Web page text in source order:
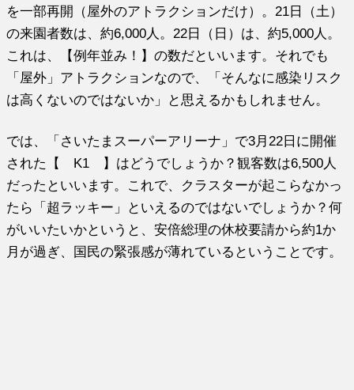
を一部再開（屋外のアトラクションだけ）。21日（土）
の来園者数は、約6,000人。22日（日）は、約5,000人。
これは、【例年並み！】の数だといいます。それでも
「屋外」アトラクションなので、「そんなに感染リスク
は高くないのではないか」と思えるかもしれません。
では、「さいたまスーパーアリーナ」で3月22日に開催
された【 K1 】はどうでしょうか？観客数は6,500人
だったといいます。これで、クラスターが起こらなかっ
たら「超ラッキー」といえるのではないでしょうか？何
がいいたいかというと、安倍総理の休校要請から約1か
月が過ぎ、国民の緊張感が薄れているということです。